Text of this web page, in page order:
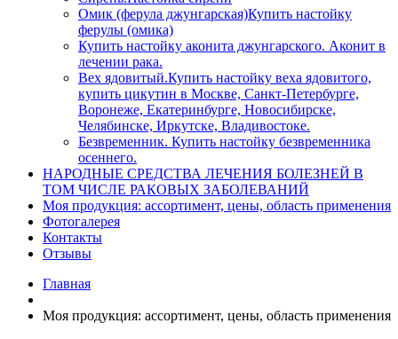
Омик (ферула джунгарская)Купить настойку
ферулы (омика)
Купить настойку аконита джунгарского. Аконит в
лечении рака.
Вех ядовитый.Купить настойку веха ядовитого,
купить цикутин в Москве, Санкт-Петербурге,
Воронеже, Екатеринбурге, Новосибирске,
Челябинске, Иркутске, Владивостоке.
Безвременник. Купить настойку безвременника
осеннего.
НАРОДНЫЕ СРЕДСТВА ЛЕЧЕНИЯ БОЛЕЗНЕЙ В
ТОМ ЧИСЛЕ РАКОВЫХ ЗАБОЛЕВАНИЙ
Моя продукция: ассортимент, цены, область применения
Фотогалерея
Контакты
Отзывы
Главная
Моя продукция: ассортимент, цены, область применения